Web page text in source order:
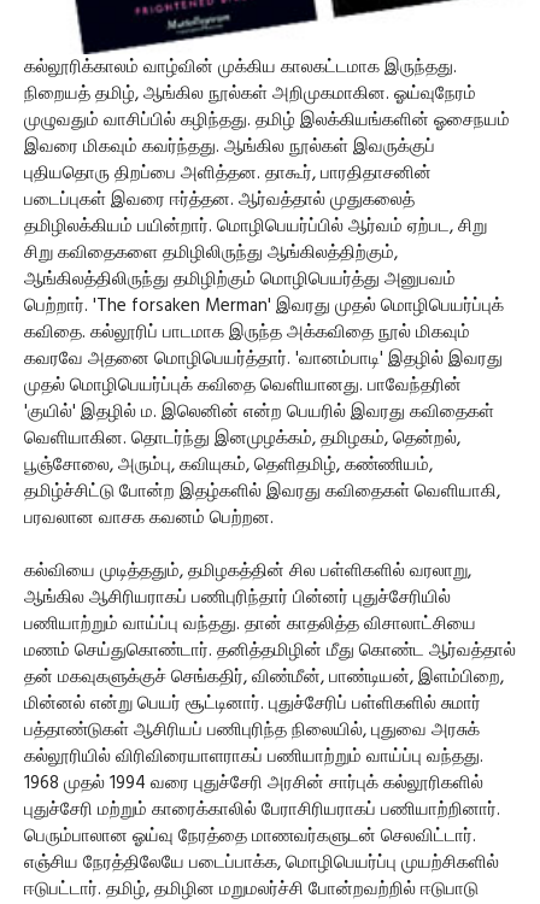
கல்லூரிக்காலம் வாழ்வின் முக்கிய காலகட்டமாக இருந்தது.
நிறையத் தமிழ், ஆங்கில நூல்கள் அறிமுகமாகின. ஓய்வுநேரம்
முழுவதும் வாசிப்பில் கழிந்தது. தமிழ் இலக்கியங்களின் ஓசைநயம்
இவரை மிகவும் கவர்ந்தது. ஆங்கில நூல்கள் இவருக்குப்
புதியதொரு திறப்பை அளித்தன. தாகூர், பாரதிதாசனின்
படைப்புகள் இவரை ஈர்த்தன. ஆர்வத்தால் முதுகலைத்
தமிழிலக்கியம் பயின்றார். மொழிபெயர்ப்பில் ஆர்வம் ஏற்பட, சிறு
சிறு கவிதைகளை தமிழிலிருந்து ஆங்கிலத்திற்கும்,
ஆங்கிலத்திலிருந்து தமிழிற்கும் மொழிபெயர்த்து அனுபவம்
பெற்றார். 'The forsaken Merman' இவரது முதல் மொழிபெயர்ப்புக்
கவிதை. கல்லூரிப் பாடமாக இருந்த அக்கவிதை நூல் மிகவும்
கவரவே அதனை மொழிபெயர்த்தார். 'வானம்பாடி' இதழில் இவரது
முதல் மொழிபெயர்ப்புக் கவிதை வெளியானது. பாவேந்தரின்
'குயில்' இதழில் ம. இலெனின் என்ற பெயரில் இவரது கவிதைகள்
வெளியாகின. தொடர்ந்து இனமுழக்கம், தமிழகம், தென்றல்,
பூஞ்சோலை, அரும்பு, கவியுகம், தெளிதமிழ், கண்ணியம்,
தமிழ்ச்சிட்டு போன்ற இதழ்களில் இவரது கவிதைகள் வெளியாகி,
பரவலான வாசக கவனம் பெற்றன.
கல்வியை முடித்ததும், தமிழகத்தின் சில பள்ளிகளில் வரலாறு,
ஆங்கில ஆசிரியராகப் பணிபுரிந்தார் பின்னர் புதுச்சேரியில்
பணியாற்றும் வாய்ப்பு வந்தது. தான் காதலித்த விசாலாட்சியை
மணம் செய்துகொண்டார். தனித்தமிழின் மீது கொண்ட ஆர்வத்தால்
தன் மகவுகளுக்குச் செங்கதிர், விண்மீன், பாண்டியன், இளம்பிறை,
மின்னல் என்று பெயர் சூட்டினார். புதுச்சேரிப் பள்ளிகளில் சுமார்
பத்தாண்டுகள் ஆசிரியப் பணிபுரிந்த நிலையில், புதுவை அரசுக்
கல்லூரியில் விரிவிரையாளராகப் பணியாற்றும் வாய்ப்பு வந்தது.
1968 முதல் 1994 வரை புதுச்சேரி அரசின் சார்புக் கல்லூரிகளில்
புதுச்சேரி மற்றும் காரைக்காலில் பேராசிரியராகப் பணியாற்றினார்.
பெரும்பாலான ஓய்வு நேரத்தை மாணவர்களுடன் செலவிட்டார்.
எஞ்சிய நேரத்திலேயே படைப்பாக்க, மொழிபெயர்ப்பு முயற்சிகளில்
ஈடுபட்டார். தமிழ், தமிழின மறுமலர்ச்சி போன்றவற்றில் ஈடுபாடு